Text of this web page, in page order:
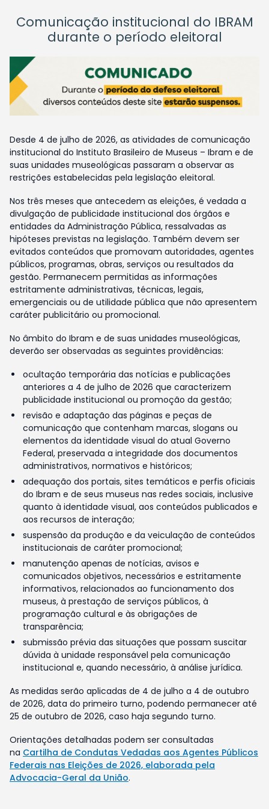
Comunicação institucional do IBRAM
durante o período eleitoral
Desde 4 de julho de 2026, as atividades de comunicação
institucional do Instituto Brasileiro de Museus – Ibram e de
suas unidades museológicas passaram a observar as
restrições estabelecidas pela legislação eleitoral.
Nos três meses que antecedem as eleições, é vedada a
divulgação de publicidade institucional dos órgãos e
entidades da Administração Pública, ressalvadas as
hipóteses previstas na legislação. Também devem ser
evitados conteúdos que promovam autoridades, agentes
públicos, programas, obras, serviços ou resultados da
gestão. Permanecem permitidas as informações
estritamente administrativas, técnicas, legais,
emergenciais ou de utilidade pública que não apresentem
caráter publicitário ou promocional.
No âmbito do Ibram e de suas unidades museológicas,
deverão ser observadas as seguintes providências:
ocultação temporária das notícias e publicações
anteriores a 4 de julho de 2026 que caracterizem
publicidade institucional ou promoção da gestão;
revisão e adaptação das páginas e peças de
comunicação que contenham marcas, slogans ou
elementos da identidade visual do atual Governo
Federal, preservada a integridade dos documentos
administrativos, normativos e históricos;
adequação dos portais, sites temáticos e perfis oficiais
do Ibram e de seus museus nas redes sociais, inclusive
quanto à identidade visual, aos conteúdos publicados e
aos recursos de interação;
suspensão da produção e da veiculação de conteúdos
institucionais de caráter promocional;
manutenção apenas de notícias, avisos e
comunicados objetivos, necessários e estritamente
informativos, relacionados ao funcionamento dos
museus, à prestação de serviços públicos, à
programação cultural e às obrigações de
transparência;
submissão prévia das situações que possam suscitar
dúvida à unidade responsável pela comunicação
institucional e, quando necessário, à análise jurídica.
As medidas serão aplicadas de 4 de julho a 4 de outubro
de 2026, data do primeiro turno, podendo permanecer até
25 de outubro de 2026, caso haja segundo turno.
Orientações detalhadas podem ser consultadas
na Cartilha de Condutas Vedadas aos Agentes Públicos
Federais nas Eleições de 2026, elaborada pela
Advocacia-Geral da União.